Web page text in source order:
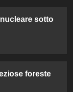
sotto
foreste